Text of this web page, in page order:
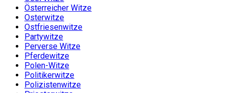
Österreicher Witze
Osterwitze
Ostfriesenwitze
Partywitze
Perverse Witze
Pferdewitze
Polen-Witze
Politikerwitze
Polizistenwitze